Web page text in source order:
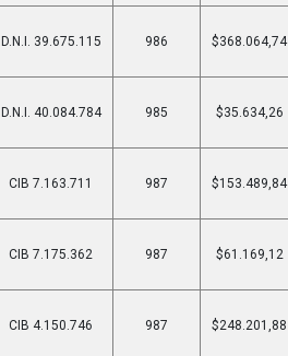
D.N.I. 39.675.115 986 $368.064,74
D.N.I. 40.084.784 985 $35.634,26
CIB 7.163.711 987 $153.489,84
CIB 7.175.362 987 $61.169,12
CIB 4.150.746 987 $248.201,88